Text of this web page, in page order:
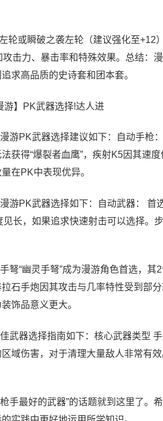
轮或瞬破之袭左轮（建议强化至
攻击力、暴击率和特殊效果。总结
求高品质的史诗套和团本套。
游】PK武器选择!达人进
游PK武器选择建议如下：自动手枪
获得“爆裂者血鹰”，疾射K5因其速
在PK中表现优异。
游PK武器选择如下：自动武器：
见长，如果追求快速射击可以选择。
弩“幽灵手弩”成为漫游角色首选，
石手炮因其攻击与几率特性受到部
饰品意义更大。
武器选择指南如下：核心武器类型
域伤害，对于清理大量敌人非常有
手最好的武器”的话题就到这里了。